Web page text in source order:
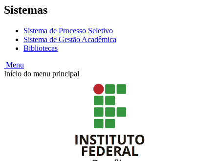
Sistemas
Sistema de Processo Seletivo
Sistema de Gestão Acadêmica
Bibliotecas
Menu
Início do menu principal